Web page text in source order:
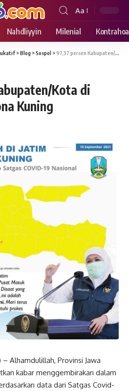
Font
Resizer
Aa
Nahdliyyin Milenial
>Blog >Sospol >97,37 persen Kabupaten/Kota di Jatim masuk Zona Kuning
Kota di
Kuning
Alhamdulillah, Provinsi Jawa
kabar menggembirakan dalam
data dari Satgas Covid-